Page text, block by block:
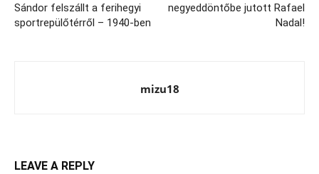
Sándor felszállt a ferihegyi
sportrepülőtérről – 1940-ben
negyeddöntőbe jutott Rafael
Nadal!
mizu18
LEAVE A REPLY